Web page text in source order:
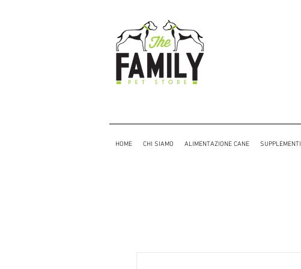
HOME CHI SIAMO ALIMENTAZIONE CANE SUPPLEMENTI